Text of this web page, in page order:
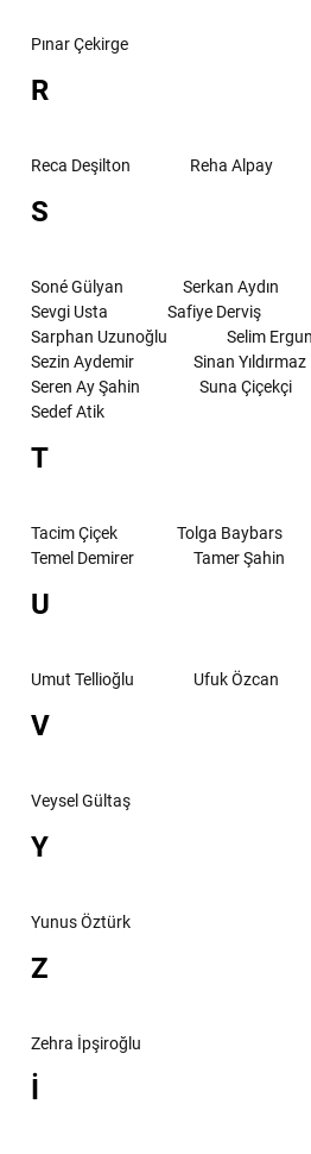
Pınar Çekirge
R
Reca Deşilton Reha Alpay
S
Soné Gülyan Serkan Aydın
Sevgi Usta
Safiye Derviş
Sarphan Uzunoğlu
Selim
Sezin Aydemir
Sinan Yıldırmaz
Seren Ay Şahin
Suna Çiçekçi
Sedef Atik
T
Tacim Çiçek Tolga Baybars
Temel Demirer
Tamer Şahin
U
Umut Tellioğlu Ufuk Özcan
V
Veysel Gültaş
Y
Yunus Öztürk
Z
Zehra İpşiroğlu
İ